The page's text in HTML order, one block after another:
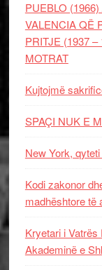
PUEBLO
VALENCIA QË
PRITJE (1937
MOTRAT
Kujtojmë
SPAÇI NUK E
New York,
Kodi zakonor
madhështore të
Kryetari i
Akademinë e